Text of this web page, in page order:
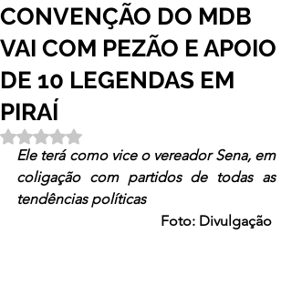
CONVENÇÃO DO MDB
VAI COM PEZÃO E APOIO
DE 10 LEGENDAS EM
PIRAÍ
Avaliado com NaN de 5 estrelas.
Ele terá como vice o vereador Sena, em
coligação com partidos de todas as
tendências políticas
Foto: Divulgação